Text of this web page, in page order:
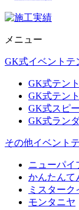
メニュー
GK式イベントテ
GK式テン
GK式テン
GK式スピ
GK式ラン
その他イベント
ニューパイ
かんたんて
ミスターク
モンタニヤ